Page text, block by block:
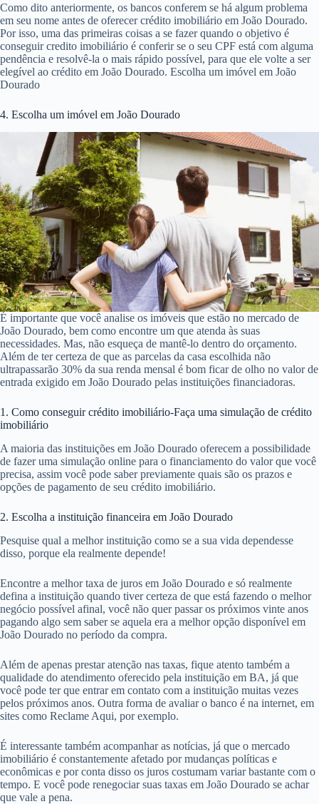
Como dito anteriormente, os bancos conferem se há algum problema
em seu nome antes de oferecer crédito imobiliário em João Dourado.
Por isso, uma das primeiras coisas a se fazer quando o objetivo é
conseguir credito imobiliário é conferir se o seu CPF está com alguma
pendência e resolvê-la o mais rápido possível, para que ele volte a ser
elegível ao crédito em João Dourado. Escolha um imóvel em João
Dourado
4. Escolha um imóvel em João Dourado
É importante que você analise os imóveis que estão no mercado de
João Dourado, bem como encontre um que atenda às suas
necessidades. Mas, não esqueça de mantê-lo dentro do orçamento.
Além de ter certeza de que as parcelas da casa escolhida não
ultrapassarão 30% da sua renda mensal é bom ficar de olho no valor de
entrada exigido em João Dourado pelas instituições financiadoras.
1. Como conseguir crédito imobiliário-Faça uma simulação de crédito
imobiliário
A maioria das instituições em João Dourado oferecem a possibilidade
de fazer uma simulação online para o financiamento do valor que você
precisa, assim você pode saber previamente quais são os prazos e
opções de pagamento de seu crédito imobiliário.
2. Escolha a instituição financeira em João Dourado
Pesquise qual a melhor instituição como se a sua vida dependesse
disso, porque ela realmente depende!
Encontre a melhor taxa de juros em João Dourado e só realmente
defina a instituição quando tiver certeza de que está fazendo o melhor
negócio possível afinal, você não quer passar os próximos vinte anos
pagando algo sem saber se aquela era a melhor opção disponível em
João Dourado no período da compra.
Além de apenas prestar atenção nas taxas, fique atento também a
qualidade do atendimento oferecido pela instituição em BA, já que
você pode ter que entrar em contato com a instituição muitas vezes
pelos próximos anos. Outra forma de avaliar o banco é na internet, em
sites como Reclame Aqui, por exemplo.
É interessante também acompanhar as notícias, já que o mercado
imobiliário é constantemente afetado por mudanças políticas e
econômicas e por conta disso os juros costumam variar bastante com o
tempo. E você pode renegociar suas taxas em João Dourado se achar
que vale a pena.